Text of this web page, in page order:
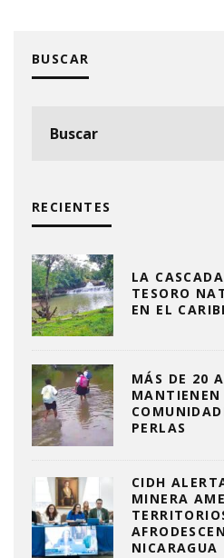
BUSCAR
RECIENTES
LA
TESORO
EN EL
MÁS DE 20
PERLAS
CIDH
MINERA
NICARAGUA